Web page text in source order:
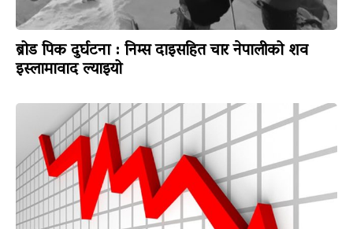
ब्रोड पिक दुर्घटना : निम्स दाइसहित चार नेपालीको शव
इस्लामावाद ल्याइयो